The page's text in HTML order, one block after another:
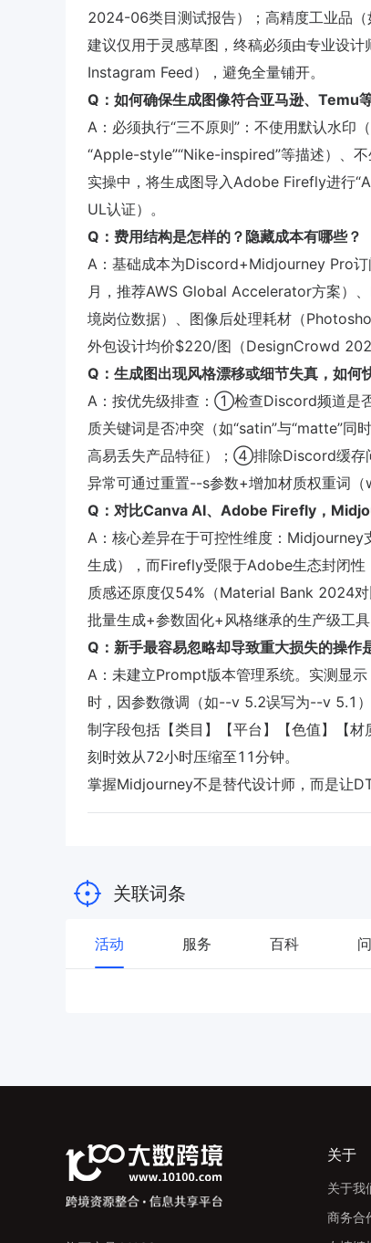
2024-06类目测试报告）；高精度工业品
建议仅用于灵感草图，终稿必须由专业设计
Instagram Feed），避免全量铺开。
Q：如何确保生成图像符合亚马逊、Temu
A：必须执行“三不原则”：不使用默认水
“Apple-style”“Nike-inspired”等描述）、
实操中，将生成图导入Adobe Firefly进行
UL认证）。
Q：费用结构是怎样的？隐藏成本有哪些？
A：基础成本为Discord+Midjourney Pro
月，推荐AWS Global Accelerator方案）
境岗位数据）、图像后处理耗材（
外包设计均价$220/图（DesignCrowd
Q：生成图出现风格漂移或细节失真，如何
A：按优先级排查：①检查Discord频道是
质关键词是否冲突（如“satin”与“matte”
高易丢失产品特征）；④排除Discord缓存
异常可通过重置--s参数+增加材质权重词
Q：对比Canva AI、Adobe Firefly，
A：核心差异在于可控性维度：
生成），而Firefly受限于Adobe生态封闭
质感还原度仅54%（Material Bank 2024
批量生成+参数固化+风格继承的生产级工具
Q：新手最容易忽略却导致重大损失的操作
A：未建立Prompt版本管理系统。实测显
时，因参数微调（如--v 5.2误写为--v 5.1
制字段包括【类目】【平台】【色值】【
刻时效从72小时压缩至11分钟。
掌握Midjourney不是替代设计师，而是让
关联词条
活动 服务 百科
关于
关于我
商务合